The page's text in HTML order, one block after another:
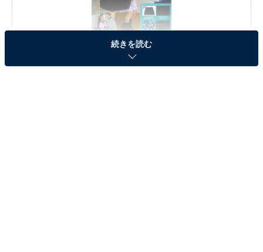
ANNA SUI mini リバーシブルで使えるロゴキルトなトー
トバッグBOOK (宝島社ブランドムック)
続きを読む